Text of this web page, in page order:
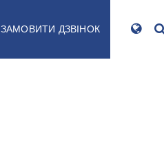
ЗАМОВИТИ ДЗВІНОК